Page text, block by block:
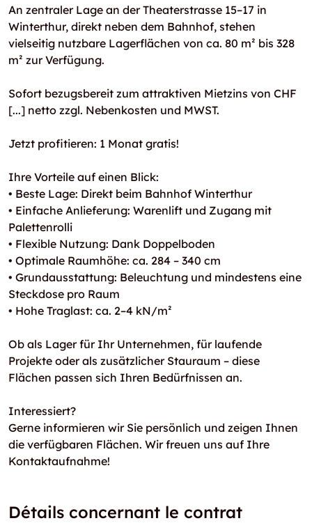
An zentraler Lage an der Theaterstrasse 15–17 in
Winterthur, direkt neben dem Bahnhof, stehen
vielseitig nutzbare Lagerflächen von ca. 80 m² bis 328
m² zur Verfügung.
Sofort bezugsbereit zum attraktiven Mietzins von CHF
[...] netto zzgl. Nebenkosten und MWST.
Jetzt profitieren: 1 Monat gratis!
Ihre Vorteile auf einen Blick:
• Beste Lage: Direkt beim Bahnhof Winterthur
• Einfache Anlieferung: Warenlift und Zugang mit
Palettenrolli
• Flexible Nutzung: Dank Doppelboden
• Optimale Raumhöhe: ca. 284 – 340 cm
• Grundausstattung: Beleuchtung und mindestens eine
Steckdose pro Raum
• Hohe Traglast: ca. 2–4 kN/m²
Ob als Lager für Ihr Unternehmen, für laufende
Projekte oder als zusätzlicher Stauraum – diese
Flächen passen sich Ihren Bedürfnissen an.
Interessiert?
Gerne informieren wir Sie persönlich und zeigen Ihnen
die verfügbaren Flächen. Wir freuen uns auf Ihre
Kontaktaufnahme!
Détails concernant le contrat